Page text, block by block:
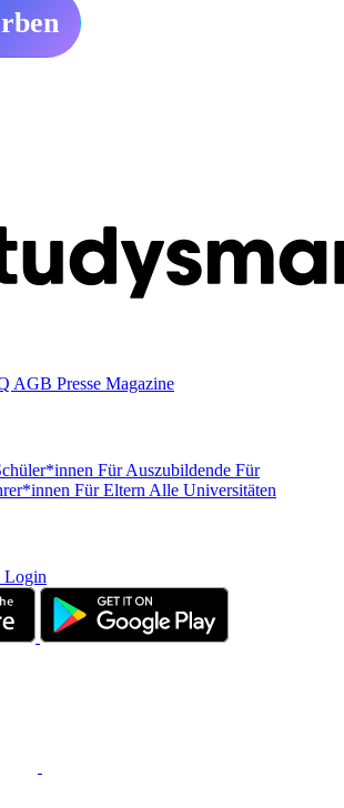
AGB Presse Magazine
Für Auszubildende Für
Für Eltern Alle Universitäten
Login